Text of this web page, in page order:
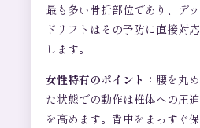
最も多い骨折部位であり、デッ
ドリフトはその予防に直接対応
します。
女性特有のポイント： 腰を丸め
た状態での動作は椎体への圧迫
を高めます。背中をまっすぐ保